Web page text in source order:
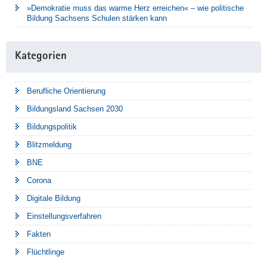
»Demokratie muss das warme Herz erreichen« – wie politische
Bildung Sachsens Schulen stärken kann
Kategorien
Berufliche Orientierung
Bildungsland Sachsen 2030
Bildungspolitik
Blitzmeldung
BNE
Corona
Digitale Bildung
Einstellungsverfahren
Fakten
Flüchtlinge